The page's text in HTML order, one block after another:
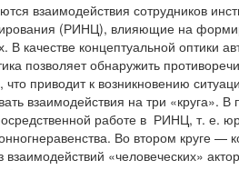
взаимодействия сотрудников
(РИНЦ), влияющие на
В качестве концептуальной оптики
позволяет обнаружить
что приводит к возникновению
взаимодействия на три «круга».
работе в РИНЦ, т. е.
Во втором круге —
взаимодействий «человеческих»